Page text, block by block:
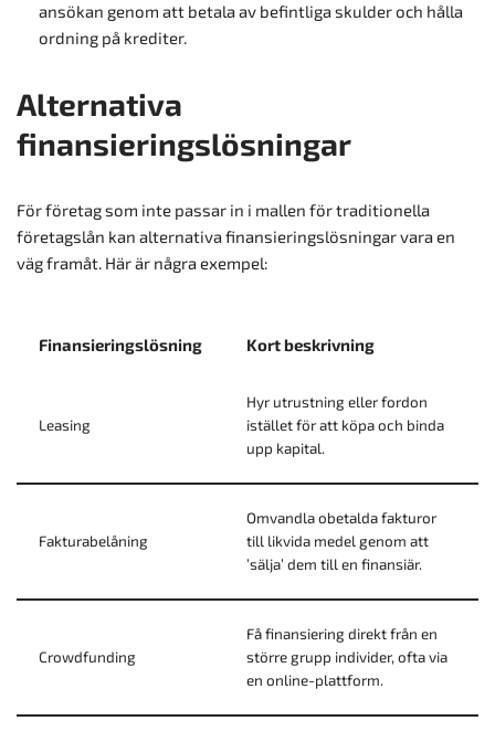
ansökan genom att betala av befintliga skulder och hålla
ordning på krediter.
Alternativa
finansieringslösningar
För företag som inte passar in i mallen för traditionella
företagslån kan alternativa finansieringslösningar vara en
väg framåt. Här är några exempel:
Finansieringslösning Kort beskrivning
Leasing
Hyr utrustning eller fordon
istället för att köpa och binda
upp kapital.
Fakturabelåning
Omvandla obetalda fakturor
till likvida medel genom att
’sälja’ dem till en finansiär.
Crowdfunding
Få finansiering direkt från en
större grupp individer, ofta via
en online-plattform.